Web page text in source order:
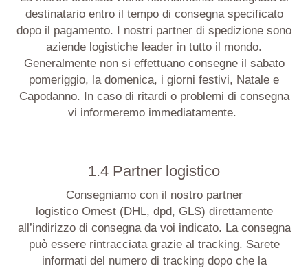
destinatario entro il tempo di consegna specificato
dopo il pagamento. I nostri partner di spedizione sono
aziende logistiche leader in tutto il mondo.
Generalmente non si effettuano consegne il sabato
pomeriggio, la domenica, i giorni festivi, Natale e
Capodanno. In caso di ritardi o problemi di consegna
vi informeremo immediatamente.
1.4 Partner logistico
Consegniamo con il nostro partner
logistico Omest(DHL, dpd, GLS) direttamente
all’indirizzo di consegna da voi indicato. La consegna
può essere rintracciata grazie al tracking. Sarete
informati del numero di tracking dopo che la